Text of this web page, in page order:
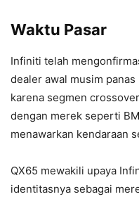
Waktu Pasar
Infiniti telah
dealer awal musim
karena segmen
dengan merek seperti
menawarkan kendaraan
QX65 mewakili upaya
identitasnya sebagai